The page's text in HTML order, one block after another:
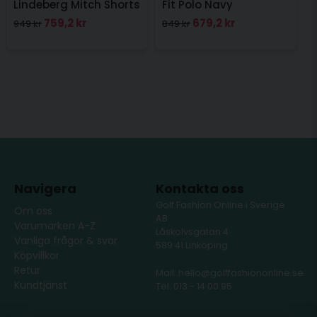
Lindeberg Mitch Shorts
Navy
949 kr 759,2 kr
Fit Polo Navy
849 kr 679,2 kr
Om oss
Varumärken A-Z
Vanliga frågor & svar
Köpvillkor
Retur
Kundtjänst
Golf Fashion Online i Sverige
AB
Låskolvsgatan 4
589 41 Linköping
Mail: hello@golffashiononline.se
Tel: 013 - 14 00 95